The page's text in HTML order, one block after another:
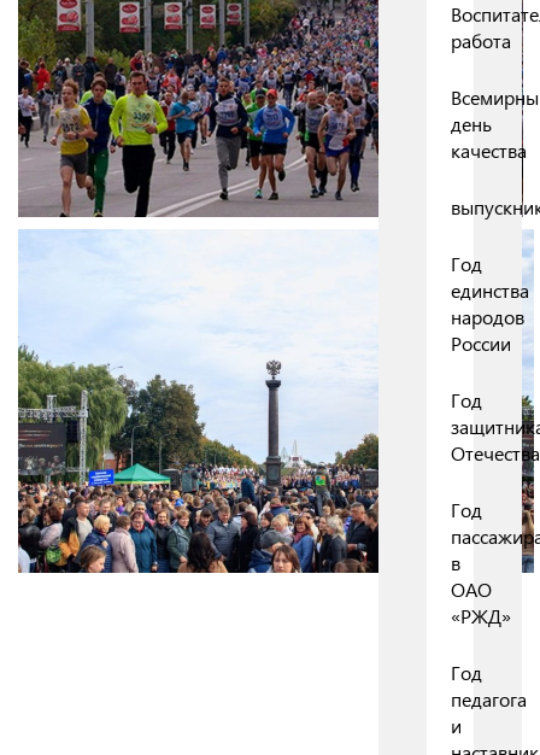
работа
день
качества
Год
единства
народов
России
Год
Отечества
Год
в
ОАО
«РЖД»
Год
педагога
и